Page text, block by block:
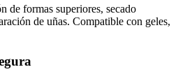
de formas superiores, secado
de uñas. Compatible con geles,